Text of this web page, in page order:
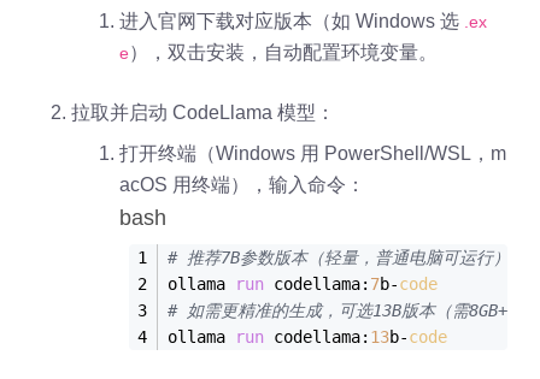
进入官网下载对应版本（如 Windows 选 .ex
e），双击安装，自动配置环境变量。
拉取并启动 CodeLlama 模型：
打开终端（Windows 用 PowerShell/WSL，m
acOS 用终端），输入命令：
bash
# 推荐7B参数版本（轻量，普通电脑可运行）
ollama
run codellama: 7b-code
# 如需更精准的生成，可选13B版本（需8GB+显
ollama
run codellama: 13b-code